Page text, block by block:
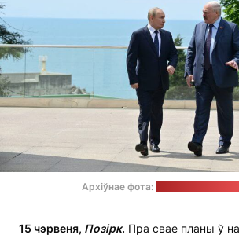
Архіўнае фота:
15 чэрвеня, Позірк. Пра свае планы ў